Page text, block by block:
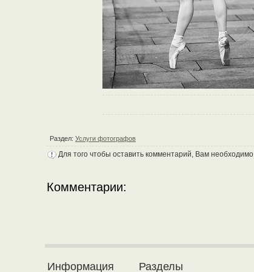
Раздел: Услуги фотографов
Для того чтобы оставить комментарий, Вам необходимо
Комментарии:
Информация Разделы